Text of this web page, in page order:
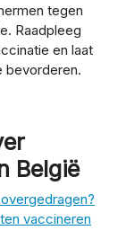
tegen
Raadpleeg
en laat
bevorderen.
België
vaccineren